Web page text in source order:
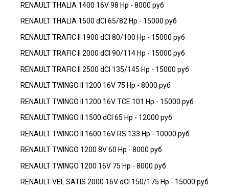
RENAULT THALIA 1400 16V 98 Hp - 8000 руб
RENAULT THALIA 1500 dCI 65/82 Hp - 15000 руб
RENAULT TRAFIC II 1900 dCI 80/100 Hp - 15000 руб
RENAULT TRAFIC II 2000 dCI 90/114 Hp - 15000 руб
RENAULT TRAFIC II 2500 dCI 135/145 Hp - 15000 руб
RENAULT TWINGO II 1200 16V 75 Hp - 8000 руб
RENAULT TWINGO II 1200 16V TCE 101 Hp - 15000 руб
RENAULT TWINGO II 1500 dCI 65 Hp - 12000 руб
RENAULT TWINGO II 1600 16V RS 133 Hp - 10000 руб
RENAULT TWINGO 1200 8V 60 Hp - 8000 руб
RENAULT TWINGO 1200 16V 75 Hp - 8000 руб
RENAULT VEL SATIS 2000 16V dCI 150/175 Hp - 15000 руб